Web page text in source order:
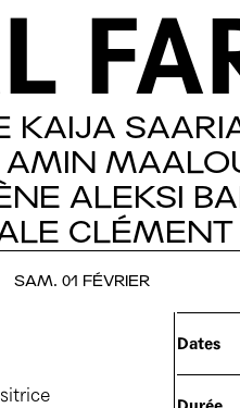
KAIJA
AMIN
ALEKSI
CLÉMENT
SAM. 01 FÉVRIER
Dates